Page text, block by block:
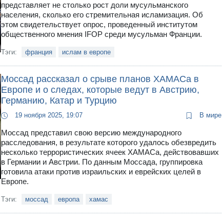
представляет не столько рост доли мусульманского
населения, сколько его стремительная исламизация. Об
этом свидетельствует опрос, проведенный институтом
общественного мнения IFOP среди мусульман Франции.
Тэги: франция ислам в европе
Моссад рассказал о срыве планов ХАМАСа в
Европе и о следах, которые ведут в Австрию,
Германию, Катар и Турцию
19 ноября 2025, 19:07 В мире
Моссад представил свою версию международного
расследования, в результате которого удалось обезвредить
несколько террористических ячеек ХАМАСа, действовавших
в Германии и Австрии. По данным Моссада, группировка
готовила атаки против израильских и еврейских целей в
Европе.
Тэги: моссад европа хамас